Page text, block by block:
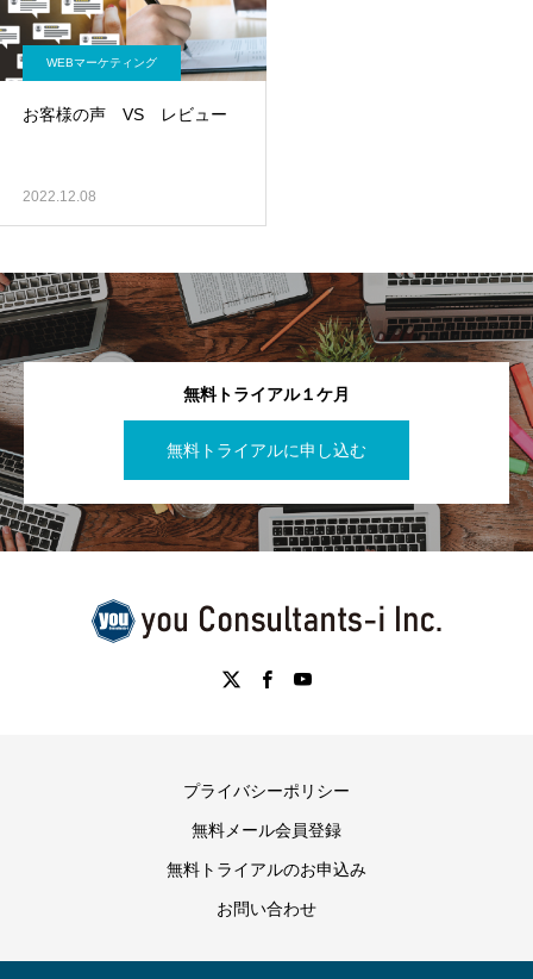
WEBマーケティング
お客様の声 VS レビュー
2022.12.08
無料トライアル１ケ月
無料トライアルに申し込む
プライバシーポリシー
無料メール会員登録
無料トライアルのお申込み
お問い合わせ